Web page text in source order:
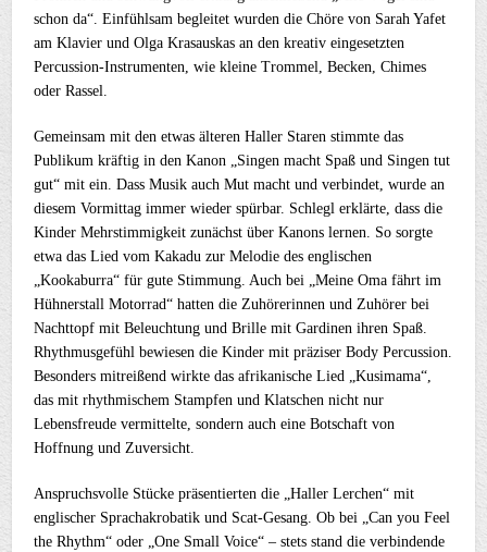
schon da“. Einfühlsam begleitet wurden die Chöre von Sarah Yafet
am Klavier und Olga Krasauskas an den kreativ eingesetzten
Percussion-Instrumenten, wie kleine Trommel, Becken, Chimes
oder Rassel.
Gemeinsam mit den etwas älteren Haller Staren stimmte das
Publikum kräftig in den Kanon „Singen macht Spaß und Singen tut
gut“ mit ein. Dass Musik auch Mut macht und verbindet, wurde an
diesem Vormittag immer wieder spürbar. Schlegl erklärte, dass die
Kinder Mehrstimmigkeit zunächst über Kanons lernen. So sorgte
etwa das Lied vom Kakadu zur Melodie des englischen
„Kookaburra“ für gute Stimmung. Auch bei „Meine Oma fährt im
Hühnerstall Motorrad“ hatten die Zuhörerinnen und Zuhörer bei
Nachttopf mit Beleuchtung und Brille mit Gardinen ihren Spaß.
Rhythmusgefühl bewiesen die Kinder mit präziser Body Percussion.
Besonders mitreißend wirkte das afrikanische Lied „Kusimama“,
das mit rhythmischem Stampfen und Klatschen nicht nur
Lebensfreude vermittelte, sondern auch eine Botschaft von
Hoffnung und Zuversicht.
Anspruchsvolle Stücke präsentierten die „Haller Lerchen“ mit
englischer Sprachakrobatik und Scat-Gesang. Ob bei „Can you Feel
the Rhythm“ oder „One Small Voice“ – stets stand die verbindende